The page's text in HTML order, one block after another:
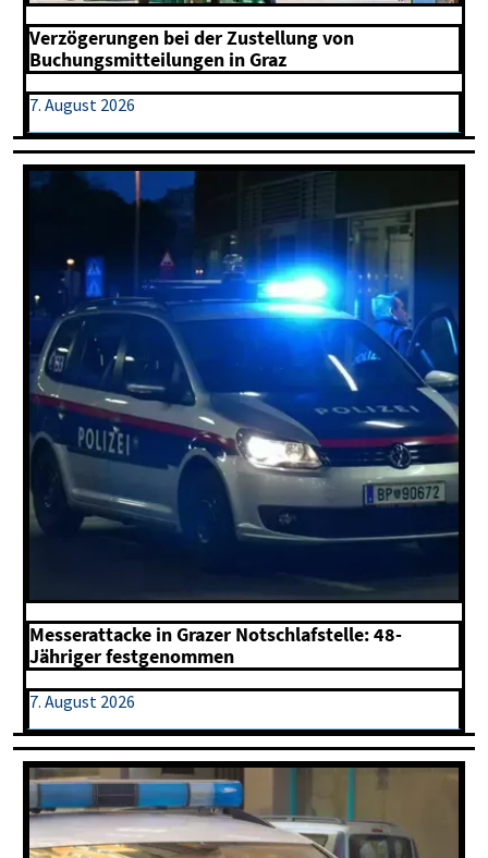
Verzögerungen bei der Zustellung von
Buchungsmitteilungen in Graz
7. August 2026
Messerattacke in Grazer Notschlafstelle: 48-
Jähriger festgenommen
7. August 2026